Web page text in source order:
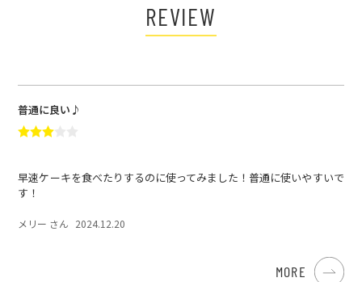
REVIEW
普通に良い♪
早速ケーキを食べたりするのに使ってみました！普通に使いやすいで
す！
メリー さん 2024.12.20
MORE